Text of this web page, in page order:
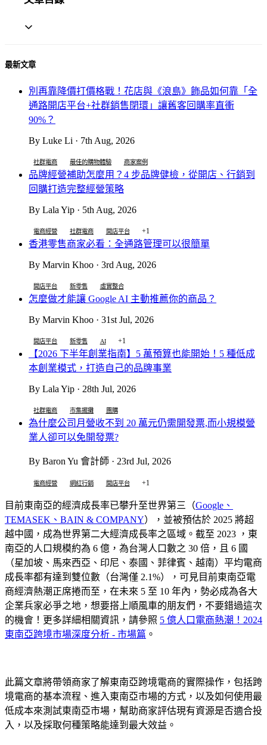
最新文章
別再靠降價打價格戰！花店與《浪島》飾品如何靠「全
通路開店平台+社群銷售閉環」讓舊客回購率直衝
90%？
By Luke Li · 7th Aug, 2026
社群電商 最佳的購物體驗 商家案例
品牌經營補助怎麼用？4 步品牌健檢，從開店、行銷到
回購打造完整經營策略
By Lala Yip · 5th Aug, 2026
電商經營 社群電商 開店平台 +1
香港零售商家必看：全通路管理可以很簡單
By Marvin Khoo · 3rd Aug, 2026
開店平台 新零售 虛實整合
怎麼做才能讓 Google AI 主動推薦你的商品？
By Marvin Khoo · 31st Jul, 2026
開店平台 新零售 AI +1
【2026 下半年創業指南】5 萬預算也能開始！5 種低成
本創業模式，打造自己的品牌事業
By Lala Yip · 28th Jul, 2026
社群電商 市集擺攤 團購
為什麼公司月營收不到 20 萬元仍需開發票,而小規模營
業人卻可以免開發票?
By Baron Yu 會計師 · 23rd Jul, 2026
電商經營 網紅行銷 開店平台 +1
目前東南亞的經濟成長率已攀升至世界第三（Google、
TEMASEK、BAIN & COMPANY），並被預估於 2025 將超
越中國，成為世界第二大經濟成長率之區域。截至 2023 ，東
南亞的人口規模約為 6 億，為台灣人口數之 30 倍，且 6 國
（星加坡、馬來西亞、印尼、泰國、菲律賓、越南）平均電商
成長率都有達到雙位數（台灣僅 2.1%），可見目前東南亞電
商經濟熱潮正席捲而至，在未來 5 至 10 年內，勢必成為各大
企業兵家必爭之地，想要搭上順風車的朋友們，不要錯過這次
的機會！更多詳細相關資訊，請參照 5 億人口電商熱潮！2024
東南亞跨境市場深度分析 - 市場篇 。
此篇文章將帶領商家了解東南亞跨境電商的實際操作，包括跨
境電商的基本流程、進入東南亞市場的方式，以及如何使用最
低成本來測試東南亞市場，幫助商家評估現有資源是否適合投
入，以及採取何種策略能達到最大效益。